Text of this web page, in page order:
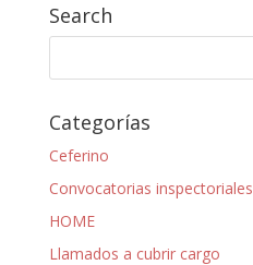
Search
Categorías
Ceferino
Convocatorias inspectoriales
HOME
Llamados a cubrir cargo